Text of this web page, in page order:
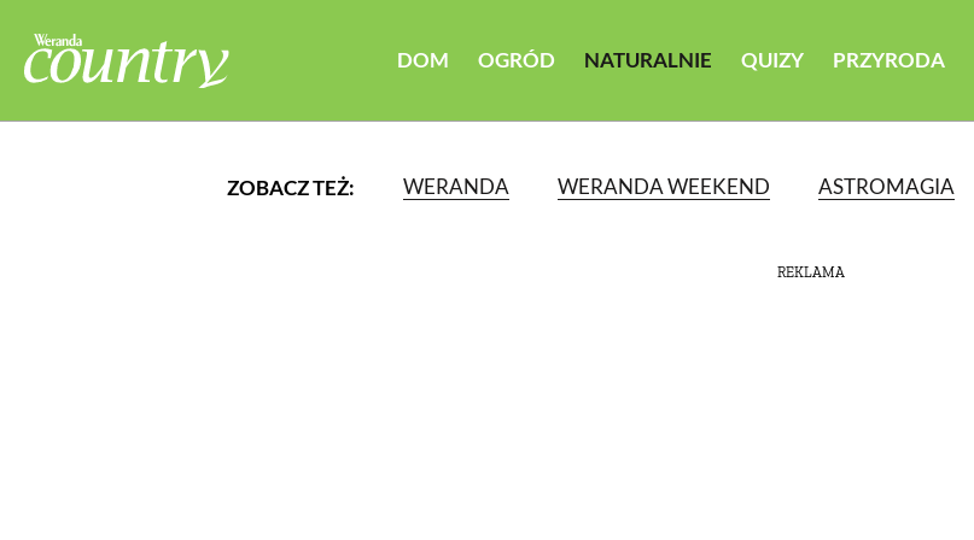
DOM OGRÓD NATURALNIE QUIZY PRZYRODA
ZOBACZ TEŻ: WERANDA WERANDA WEEKEND ASTROMAGIA
REKLAMA